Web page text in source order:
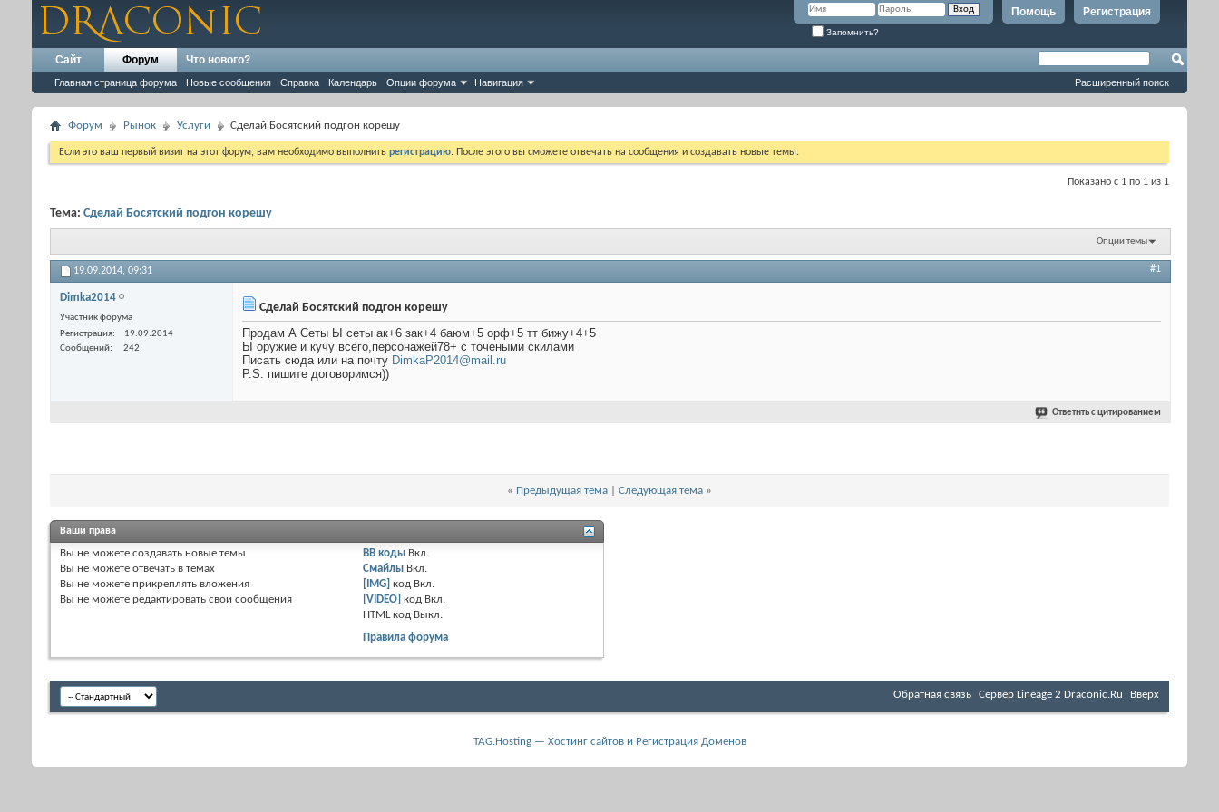
Регистрация
Помощь
Запомнить?
Сайт Форум
Главная страница форума Новые сообщения Справка Календарь Опции форума Навигация
Что нового?
Расширенный поиск
Форум Рынок Услуги Сделай Босятский подгон корешу
Если это ваш первый визит на этот форум, вам необходимо выполнить регистрацию. После этого вы сможете отвечать на сообщения и создавать новые темы.
Показано с 1 по 1 из 1
Тема: Сделай Босятский подгон корешу
Опции темы
19.09.2014, 09:31 #1
Dimka2014
Участник форума
Регистрация
19.09.2014
Сообщений
242
Сделай Босятский подгон корешу
Продам А Сеты Ы сеты ак+6 зак+4 баюм+5 орф+5 тт бижу+4+5
Ы оружие и кучу всего,персонажей78+ c точеными скилами
Писать сюда или на почту DimkaP2014@mail.ru
P.S. пишите договоримся))
Ответить с цитированием
« Предыдущая тема Следующая тема »
Ваши права
Вы не можете создавать новые темы
Вы не можете отвечать в темах
Вы не можете прикреплять вложения
Вы не можете редактировать свои сообщения
BB коды Вкл.
Смайлы Вкл.
[IMG] код Вкл.
[VIDEO] код Вкл.
HTML код Выкл.
Правила форума
Обратная связь Cервер Lineage 2 Draconic.Ru Вверх
TAG.Hosting — Хостинг сайтов и Регистрация Доменов